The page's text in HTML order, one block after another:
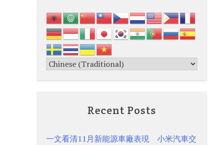
Recent Posts
一文看清11月新能源車廠表現 小米汽車交